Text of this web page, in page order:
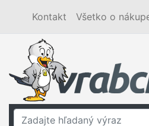
Kontakt Všetko o